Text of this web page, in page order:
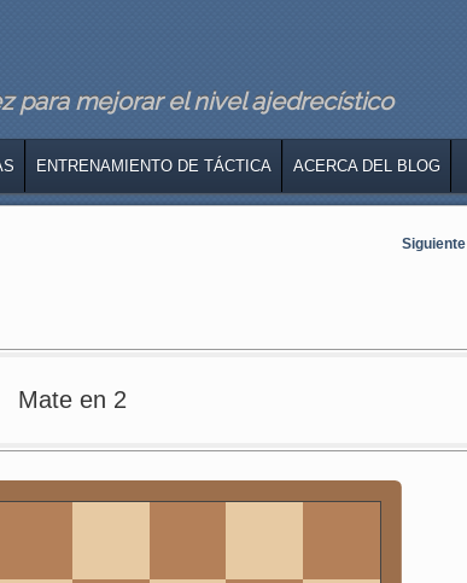
para mejorar el nivel ajedrecístico
ENTRENAMIENTO DE TÁCTICA ACERCA DEL BLOG
Siguiente
Mate en 2